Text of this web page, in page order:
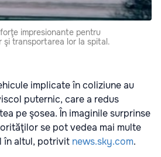
impresionante pentru
şi transportarea lor la spital.
implicate în coliziune au
puternic, care a redus
pe şosea. În imaginile surprinse
se pot vedea mai multe
în altul, potrivit news.sky.com.